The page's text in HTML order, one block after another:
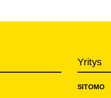
Yritys
SITOMO